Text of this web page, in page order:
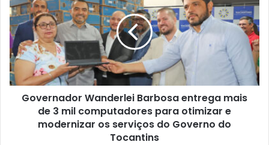
t
e
Governador Wanderlei Barbosa entrega mais
de 3 mil computadores para otimizar e
modernizar os serviços do Governo do
Tocantins